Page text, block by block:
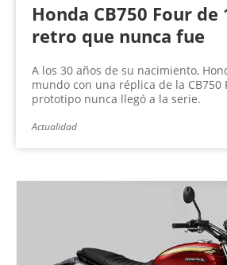
Honda CB750 Four de
retro que nunca fue
A los 30 años de su nacimiento,
mundo con una réplica de la CB750
prototipo nunca llegó a la serie.
Actualidad